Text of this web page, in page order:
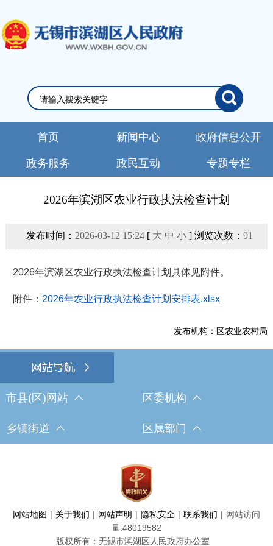
首页 新闻中心 政府信息公开
政务服务 政民互动 专题专栏
2026年滨湖区农业行政执法检查计划
发布时间： 2026-03-12 15:24[ 大 中 小] 浏览次数： 91
2026年滨湖区农业行政执法检查计划具体见附件。
附件： 2026年农业行政执法检查计划安排表.xlsx
发布机构：区农业农村局
市县(区)网站 区委机构
乡镇街道 区属部门
网站地图 | 关于我们 | 网站声明 | 隐私安全 | 联系我们 | 网站访问
量:48019582
版权所有：无锡市滨湖区人民政府办公室